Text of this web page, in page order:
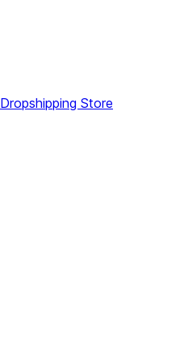
Dropshipping Store